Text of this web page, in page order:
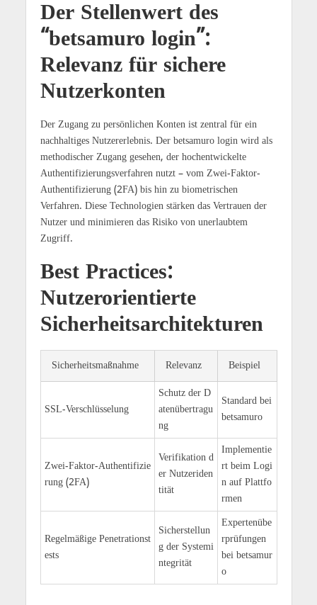
Der Stellenwert des
“betsamuro login”:
Relevanz für sichere
Nutzerkonten
Der Zugang zu persönlichen Konten ist zentral für ein
nachhaltiges Nutzererlebnis. Der betsamuro login wird als
methodischer Zugang gesehen, der hochentwickelte
Authentifizierungsverfahren nutzt – vom Zwei-Faktor-
Authentifizierung (2FA) bis hin zu biometrischen
Verfahren. Diese Technologien stärken das Vertrauen der
Nutzer und minimieren das Risiko von unerlaubtem
Zugriff.
Best Practices:
Nutzerorientierte
Sicherheitsarchitekturen
Sicherheitsmaßnahme Relevanz Beispiel
SSL-Verschlüsselung
Schutz der D
atenübertragu
ng
Standard bei
betsamuro
Zwei-Faktor-Authentifizie
rung (2FA)
Verifikation d
er Nutzeriden
tität
Implementie
rt beim Logi
n auf Plattfo
rmen
Regelmäßige Penetrationst
ests
Sicherstellun
g der Systemi
ntegrität
Expertenübe
rprüfungen
bei betsamur
o